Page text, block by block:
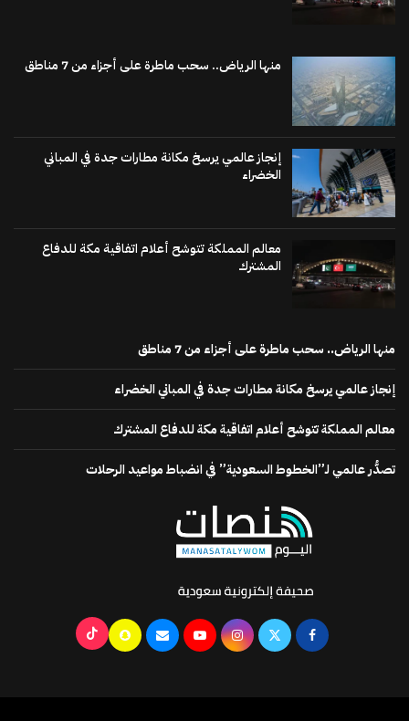
منها الرياض.. سحب ماطرة على أجزاء من 7 مناطق
إنجاز عالمي يرسخ مكانة مطارات جدة في المباني
الخضراء
معالم المملكة تتوشح أعلام اتفاقية مكة للدفاع
المشترك
منها الرياض.. سحب ماطرة على أجزاء من 7 مناطق
إنجاز عالمي يرسخ مكانة مطارات جدة في المباني الخضراء
معالم المملكة تتوشح أعلام اتفاقية مكة للدفاع المشترك
تصدُّر عالمي لـ”الخطوط السعودية” في انضباط مواعيد الرحلات